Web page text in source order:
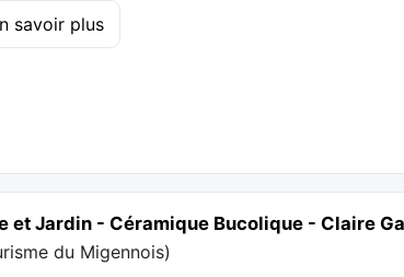
savoir plus
et Jardin - Céramique Bucolique - Claire
du Migennois)